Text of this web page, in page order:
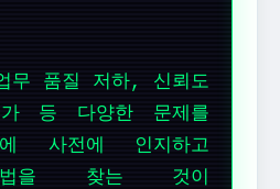
무 품질 저하, 신뢰도
등 다양한 문제를
사전에 인지하고
법을 찾는 것이